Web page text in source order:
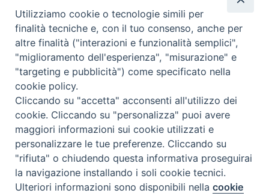
via Amedeo Rossi, 28 - 12100 Cuneo
segreteriagenerale@diocesicuneofossano.it
c.f. 96017380047
Preferenze Cookie
Utilizziamo cookie o tecnologie simili per
finalità tecniche e, con il tuo consenso, anche per
altre finalità ("interazioni e funzionalità semplici",
"miglioramento dell'esperienza", "misurazione" e
"targeting e pubblicità") come specificato nella
cookie policy.
Cliccando su "accetta" acconsenti all'utilizzo dei
cookie. Cliccando su "personalizza" puoi avere
maggiori informazioni sui cookie utilizzati e
personalizzare le tue preferenze. Cliccando su
"rifiuta" o chiudendo questa informativa proseguirai
la navigazione installando i soli cookie tecnici.
Ulteriori informazioni sono disponibili nellacookie